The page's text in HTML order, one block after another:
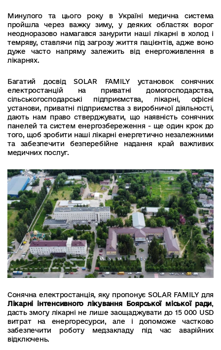
Минулого та цього року в Україні медична система
пройшла через важку зиму, у деяких областях ворог
неодноразово намагався занурити наші лікарні в холод і
темряву, ставлячи під загрозу життя пацієнтів, адже воно
дуже часто напряму залежить від енергоживлення в
лікарнях.
Багатий досвід SOLAR FAMILY установок сонячних
електростанцій на приватні домогосподарства,
сільськогосподарські підприємства, лікарні, офісні
установи, приватні підприємства з виробничої діяльності,
дають нам право стверджувати, що наявність сонячних
панелей та систем енергозбереження - ще один крок до
того, щоб зробити наші лікарні енергетично незалежними
та забезпечити безперебійне надання край важливих
медичних послуг.
Сонячна електростанція, яку пропонує SOLAR FAMILY для
Лікарні інтенсивного лікування Боярської міської ради,
дасть змогу лікарні не лише заощаджувати до 15 000 USD
витрат на енергоресурси, але і допоможе частково
забезпечити роботу медзакладу під час аварійних
відключень.